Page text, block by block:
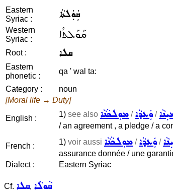
Eastern
Syriac :
ܩܲܘܲܠܬܵܐ
Western
Syriac :
ܩܰܘܰܠܬܳܐ
Root : ܩܠܐ
Eastern
phonetic :
qa ' wal ta:
Category :
noun
[Moral life → Duty]
English : 1) see also ܡܘܼܠܟܵܢܵܐ /ܘܲܥܕܵܐ/
/ an agreement , a pledge / a
French : 1) voir aussi ܡܘܼܠܟܵܢܵܐ /ܘܲܥܕܵܐ/
assurance donnée / une
Dialect :
Eastern Syriac
Cf. ܩܠܐ, ܩܵܘܠܵܐ